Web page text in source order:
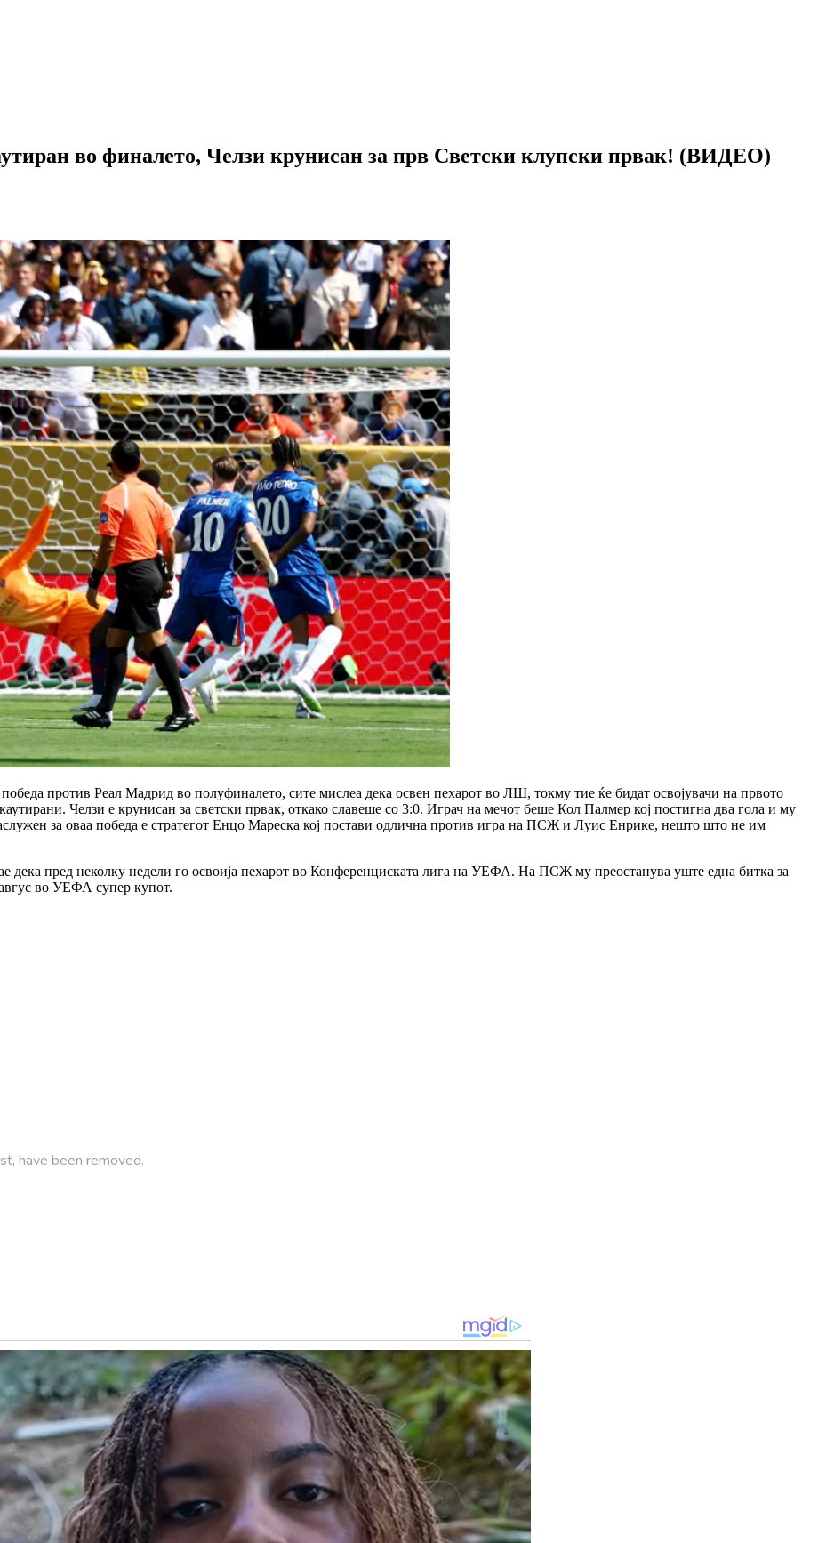
во финалето, Челзи крунисан за прв Светски клупски првак! (ВИДЕО)
против Реал Мадрид во полуфиналето, сите мислеа дека освен пехарот во ЛШ, токму тие ќе бидат освојувачи на првото
Челзи е крунисан за светски првак, откако славеше со 3:0. Играч на мечот беше Кол Палмер кој постигна два гола и му
за оваа победа е стратегот Енцо Мареска кој постави одлична против игра на ПСЖ и Луис Енрике, нешто што не им
дека пред неколку недели го освоија пехарот во Конференциската лига на УЕФА. На ПСЖ му преостанува уште една битка за
во УЕФА супер купот.